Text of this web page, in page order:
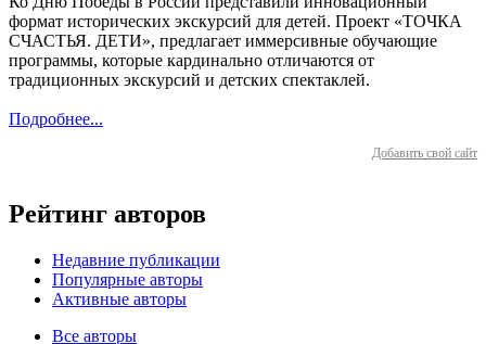
формат исторических экскурсий для детей. Проект «ТОЧКА
СЧАСТЬЯ. ДЕТИ», предлагает иммерсивные обучающие
программы, которые кардинально отличаются от
традиционных экскурсий и детских спектаклей.
Подробнее...
Добавить свой сайт
Рейтинг авторов
Недавние публикации
Популярные авторы
Активные авторы
Все авторы